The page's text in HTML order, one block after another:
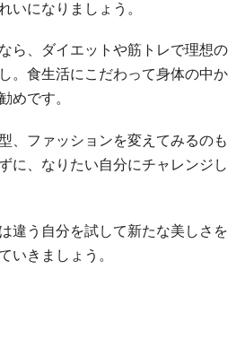
いになりましょう。
ら、ダイエットや筋トレで理想の
。食生活にこだわって身体の中か
めです。
、ファッションを変えてみるのも
に、なりたい自分にチャレンジし
違う自分を試して新たな美しさを
いきましょう。